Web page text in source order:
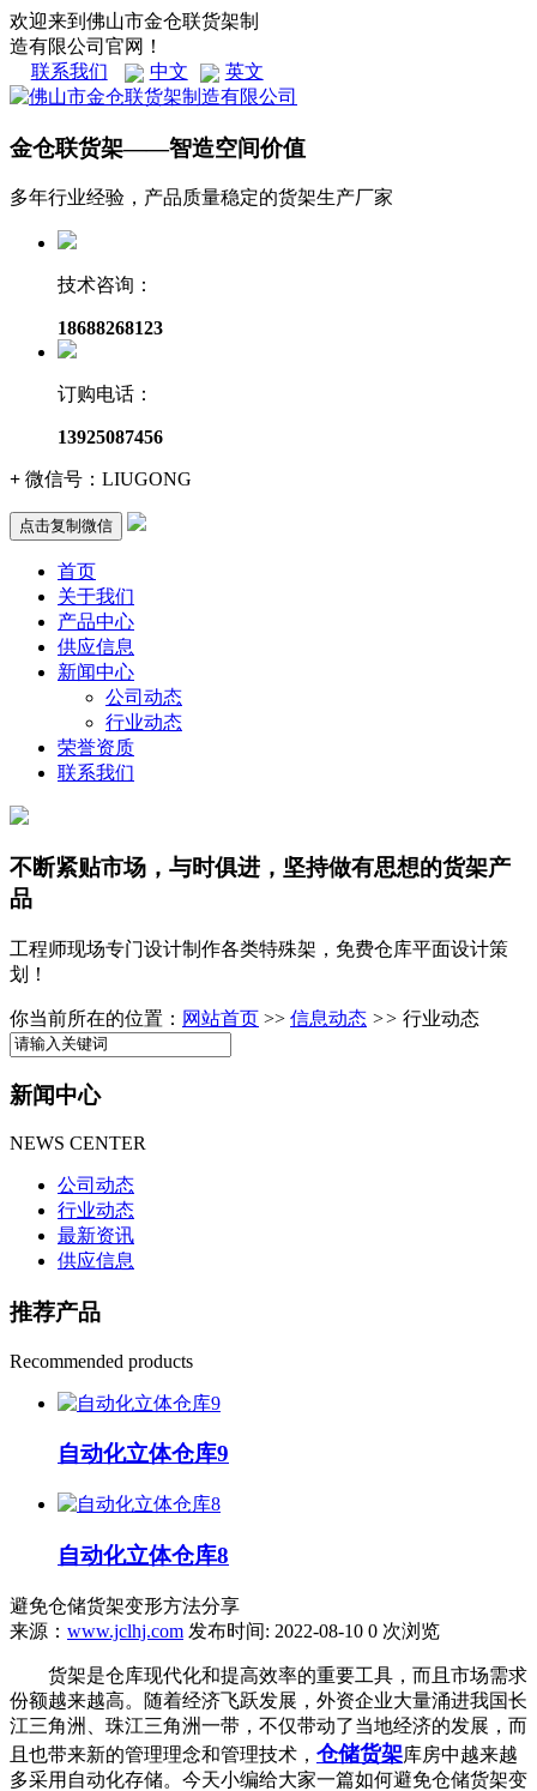
欢迎来到佛山市金仓联货架制
造有限公司官网！
联系我们
中文 英文
金仓联货架——智造空间价值
多年行业经验，产品质量稳定的货架生产厂家
技术咨询：
18688268123
订购电话：
13925087456
+ 微信号： LIUGONG
点击复制微信
首页
关于我们
产品中心
供应信息
新闻中心
公司动态
行业动态
荣誉资质
联系我们
不断紧贴市场，与时俱进，坚持做有思想的货架产
品
工程师现场专门设计制作各类特殊架，免费仓库平面设计策
划！
你当前所在的位置： 网站首页 >> 信息动态 >> 行业动态
新闻中心
NEWS CENTER
公司动态
行业动态
最新资讯
供应信息
推荐产品
Recommended products
自动化立体仓库9
自动化立体仓库8
避免仓储货架变形方法分享
来源： www.jclhj.com 发布时间: 2022-08-10 0 次浏览
货架是仓库现代化和提高效率的重要工具，而且市场需求
份额越来越高。随着经济飞跃发展，外资企业大量涌进我国长
江三角洲、珠江三角洲一带，不仅带动了当地经济的发展，而
且也带来新的管理理念和管理技术， 仓储货架库房中越来越
多采用自动化存储。今天小编给大家一篇如何避免仓储货架变